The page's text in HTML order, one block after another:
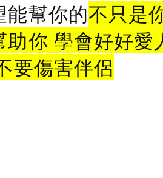
能幫你的不只是
助你 學會好好愛
要傷害伴侶